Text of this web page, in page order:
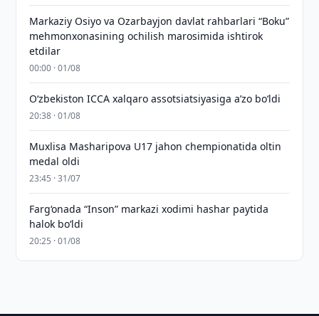
Markaziy Osiyo va Ozarbayjon davlat rahbarlari “Boku”
mehmonxonasining ochilish marosimida ishtirok
etdilar
00:00 · 01/08
O‘zbekiston ICCA xalqaro assotsiatsiyasiga aʼzo bo‘ldi
20:38 · 01/08
Muxlisa Masharipova U17 jahon chempionatida oltin
medal oldi
23:45 · 31/07
Farg‘onada “Inson” markazi xodimi hashar paytida
halok bo‘ldi
20:25 · 01/08